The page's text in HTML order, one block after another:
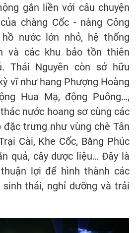
gắn liền với câu chuyện
chàng Cốc - nàng Công
nước lớn nhỏ, hệ thống
và các khu bảo tồn thiên
Thái Nguyên còn sở hữu
vĩ như hang Phượng Hoàng
Hua Mạ, động Puông…,
nước hoang sơ cùng các
đặc trưng như vùng chè Tân
Cài, Khe Cốc, Bằng Phúc
quả, cây dược liệu… Đây là
lợi để hình thành các
thái, nghỉ dưỡng và trải